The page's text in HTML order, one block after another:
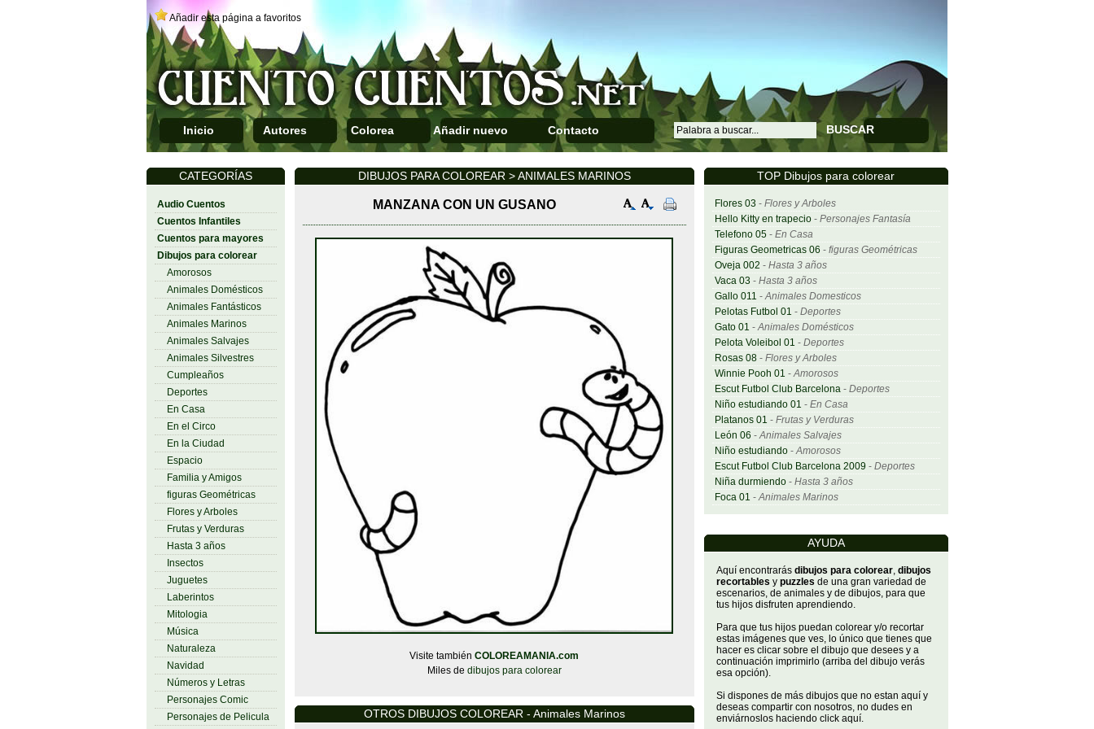
Añadir esta página a favoritos
Inicio Autores Colorea Añadir nuevo Contacto BUSCAR
TOP Dibujos para colorear
Flores 03 - Flores y Arboles
Hello Kitty en trapecio- Personajes Fantasía
Telefono 05- En Casa
Figuras Geometricas 06 - figuras Geométricas
Oveja 002 - Hasta 3 años
Vaca 03 - Hasta 3 años
Gallo 011 -Animales Domesticos
Pelotas Futbol 01 - Deportes
Gato 01 -Animales Domésticos
Pelota Voleibol 01 - Deportes
Rosas 08- Flores y Arboles
Winnie Pooh 01 -Amorosos
Escut Futbol Club Barcelona- Deportes
Niño estudiando 01 - En Casa
Platanos 01 - Frutas y Verduras
León 06 -Animales Salvajes
Niño estudiando-Amorosos
Escut Futbol Club Barcelona 2009 - Deportes
Niña durmiendo- Hasta 3 años
Foca 01 -Animales Marinos
AYUDA
Aquí encontrarás dibujos para colorear, dibujos
recortables y puzzles de una gran variedad de
escenarios, de animales y de dibujos, para que
tus hijos disfruten aprendiendo.
Para que tus hijos puedan colorear y/o recortar
estas imágenes que ves, lo único que tienes que
hacer es clicar sobre el dibujo que desees y a
continuación imprimirlo (arriba del dibujo verás
esa opción).
Si dispones de más dibujos que no estan aquí y
deseas compartir con nosotros, no dudes en
enviárnoslos haciendo click aquí.
CATEGORÍAS
Audio Cuentos
Cuentos Infantiles
Cuentos para mayores
Dibujos para colorear
Amorosos
Animales Domésticos
Animales Fantásticos
Animales Marinos
Animales Salvajes
Animales Silvestres
Cumpleaños
Deportes
En Casa
En el Circo
En la Ciudad
Espacio
Familia y Amigos
figuras Geométricas
Flores y Arboles
Frutas y Verduras
Hasta 3 años
Insectos
Juguetes
Laberintos
Mitologia
Música
Naturaleza
Navidad
Números y Letras
Personajes Comic
Personajes de Pelicula
DIBUJOS PARA COLOREAR > ANIMALES MARINOS
MANZANA CON UN GUSANO
Visite también COLOREAMANIA.com
Miles de dibujos para colorear
OTROS DIBUJOS COLOREAR - Animales Marinos